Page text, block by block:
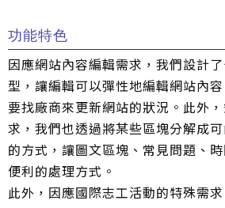
功能特色
因應網站內容編輯需求，我們設計
型，讓編輯可以彈性地編輯網站內
要找廠商來更新網站的狀況。此外
求，我們也透過將某些區塊分解成
的方式，讓圖文區塊、常見問題、
便利的處理方式。
此外，因應國際志工活動的特殊需